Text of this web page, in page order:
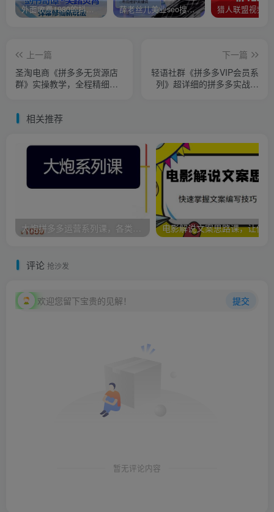
外面收费1980的抖音武动时空直播项目，无需真人出镜，实时互动直播【软件+详细教程】 薛老丝儿美业seo搜索流量落地课，一周暴涨20w粉丝，全干货讲解
上一篇
圣淘电商《拼多多无货源店
群》实操教学，全程精细化
下一篇
轻语社群《拼多多VIP会员系
列》超详细的拼多多实战运
相关推荐
评论 抢沙发
欢迎您留下宝贵的见解！ 提交
暂无评论内容